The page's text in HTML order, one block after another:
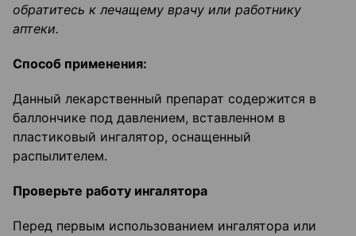
обратитесь к лечащему врачу или работнику
аптеки.
Способ применения:
Данный лекарственный препарат содержится в
баллончике под давлением, вставленном в
пластиковый ингалятор, оснащенный
распылителем.
Проверьте работу ингалятора
Перед первым использованием ингалятора или